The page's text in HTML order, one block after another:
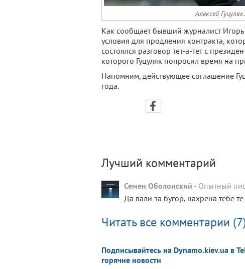
Алексей
Как сообщает бывший журналист
условия для продления контракта,
состоялся разговор тет-а-тет с
которого Гуцуляк попросил время на
Напомним, действующее соглашение
года.
Лучший комментарий
Семен Оболонский - Опытный
Да вали за бугор, нахрена тебе
Читать все комментарии
Подписывайтесь на Dynamo.kiev.ua в
горячие новости